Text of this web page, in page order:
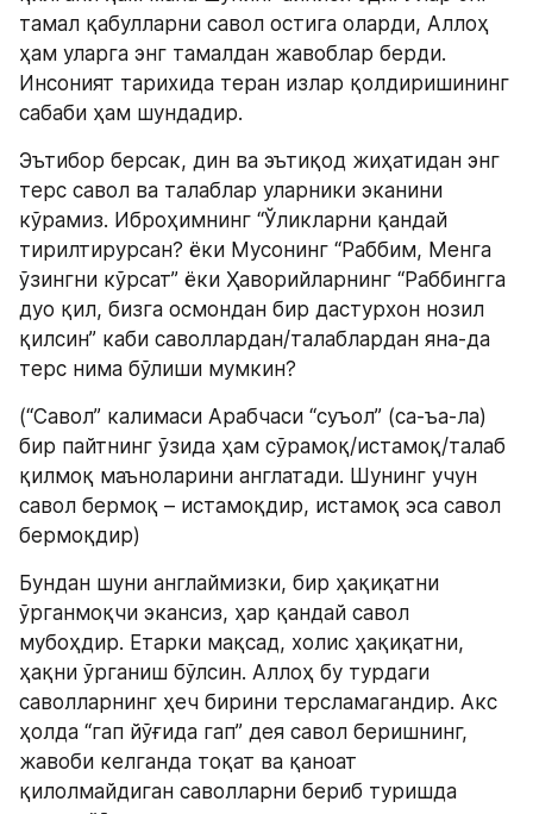
тамал қабулларни савол остига оларди, Аллоҳ
ҳам уларга энг тамалдан жавоблар берди.
Инсоният тарихида теран излар қолдиришининг
сабаби ҳам шундадир.
Эътибор берсак, дин ва эътиқод жиҳатидан энг
терс савол ва талаблар уларники эканини
кўрамиз. Иброҳимнинг “Ўликларни қандай
тирилтирурсан? ёки Мусонинг “Раббим, Менга
ўзингни кўрсат” ёки Ҳаворийларнинг “Раббингга
дуо қил, бизга осмондан бир дастурхон нозил
қилсин” каби саволлардан/талаблардан яна-да
терс нима бўлиши мумкин?
(“Савол” калимаси Арабчаси “суъол” (са-ъа-ла)
бир пайтнинг ўзида ҳам сўрамоқ/истамоқ/талаб
қилмоқ маъноларини англатади. Шунинг учун
савол бермоқ – истамоқдир, истамоқ эса савол
бермоқдир)
Бундан шуни англаймизки, бир ҳақиқатни
ўрганмоқчи экансиз, ҳар қандай савол
мубоҳдир. Етарки мақсад, холис ҳақиқатни,
ҳақни ўрганиш бўлсин. Аллоҳ бу турдаги
саволларнинг ҳеч бирини терсламагандир. Акс
ҳолда “гап йўғида гап” дея савол беришнинг,
жавоби келганда тоқат ва қаноат
қилолмайдиган саволларни бериб туришда